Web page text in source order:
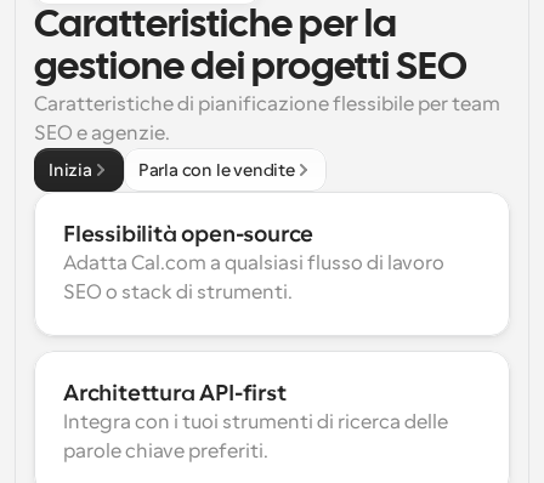
Caratteristiche per la
gestione dei progetti SEO
Caratteristiche di pianificazione flessibile per team
SEO e agenzie.
Inizia Parla con le vendite
Flessibilità open-source
Adatta Cal.com a qualsiasi flusso di lavoro
SEO o stack di strumenti.
Architettura API-first
Integra con i tuoi strumenti di ricerca delle
parole chiave preferiti.